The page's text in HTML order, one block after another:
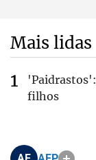
Mais lidas
filhos